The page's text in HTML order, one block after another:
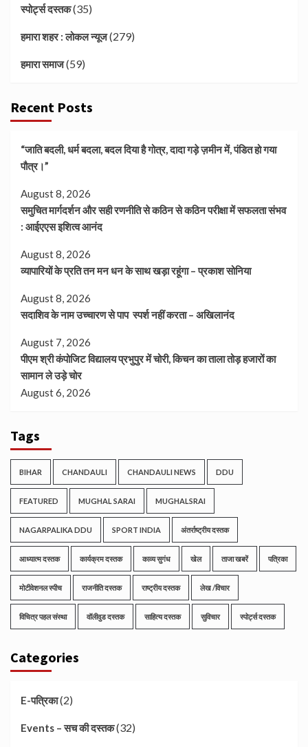
स्पोर्ट्स दस्तक(35)
हमारा शहर : लोकल न्यूज(279)
हमारा समाज(59)
Recent Posts
“जाति बदली, धर्म बदला, बदल दिया है गोत्र, दादा गड़े ज़मीन में, पंडित हो गया
पौत्र।”
August 8, 2026
समुचित मार्गदर्शन और सही रणनीति से कठिन से कठिन परीक्षा में सफलता संभव
: आईएएस इशित्व आनंद
August 8, 2026
व्यापारियों के प्रति तन मन धन के साथ खड़ा रहूंगा – प्रकाश सोनिया
August 8, 2026
सदाशिव के नाम उच्चारण से पाप स्पर्श नहीं करता – अखिलानंद
August 7, 2026
पीएम श्री कंपोजिट विद्यालय प्रभुपुर में चोरी, किचन का ताला तोड़ हजारों का
सामान ले उड़े चोर
August 6, 2026
Tags
BIHAR CHANDAULI CHANDAULI NEWS DDU
FEATURED MUGHAL SARAI MUGHALSRAI
NAGARPALIKA DDU SPORT INDIA अंतर्राष्ट्रीय दस्तक
आध्यात्म दस्तक कार्यक्रम दस्तक काव्य सुगंध खेल ताजा खबरें पत्रिका
मोटीवेशनल स्पीच राजनीति दस्तक राष्ट्रीय दस्तक लेख /विचार
विचित्र पहल संस्था वॉलीवुड दस्तक साहित्य दस्तक सुविचार स्पोर्ट्स दस्तक
Categories
E-पत्रिका(2)
Events – सच की दस्तक(32)